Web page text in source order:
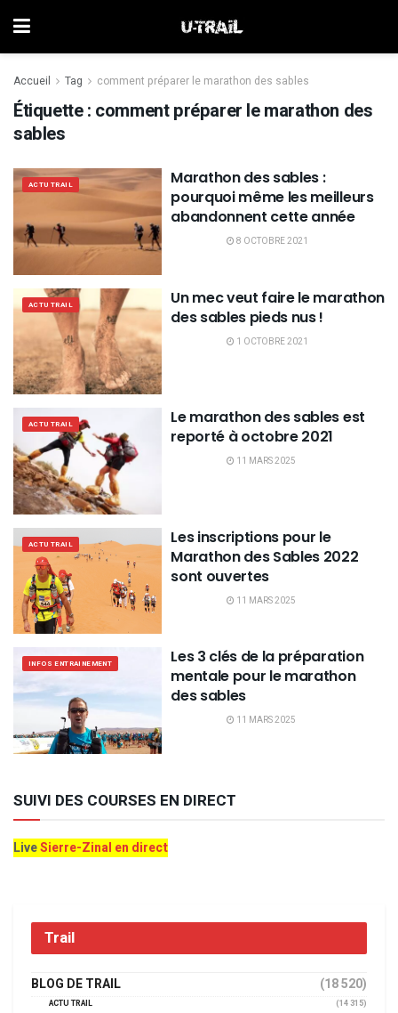
Accueil Tag comment préparer le marathon des sables
Étiquette : comment préparer le marathon des
sables
ACTU TRAIL
Marathon des sables :
pourquoi même les meilleurs
abandonnent cette année
8 OCTOBRE 2021
ACTU TRAIL
Un mec veut faire le marathon
des sables pieds nus !
1 OCTOBRE 2021
ACTU TRAIL
Le marathon des sables est
reporté à octobre 2021
11 MARS 2025
ACTU TRAIL
Les inscriptions pour le
Marathon des Sables 2022
sont ouvertes
11 MARS 2025
INFOS ENTRAINEMENT
Les 3 clés de la préparation
mentale pour le marathon
des sables
11 MARS 2025
SUIVI DES COURSES EN DIRECT
LiveSierre-Zinal en direct
Trail
BLOG DE TRAIL (18 520)
ACTU TRAIL
(14 315)